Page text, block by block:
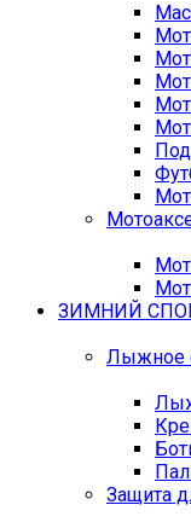
ЗИМНИЙ
Лыжное
Защита